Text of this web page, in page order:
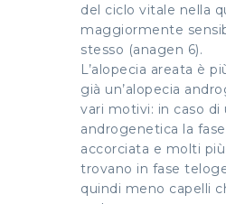
del ciclo vitale nella
maggiormente
stesso (anagen 6).
L’alopecia areata è
già un’alopecia
vari motivi: in caso di
androgenetica la
accorciata e molti
trovano in fase
quindi meno capelli